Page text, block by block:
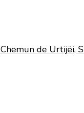
Chemun de Urtijëi,